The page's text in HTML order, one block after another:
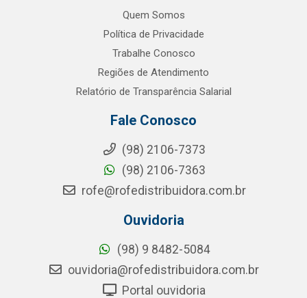
Quem Somos
Política de Privacidade
Trabalhe Conosco
Regiões de Atendimento
Relatório de Transparência Salarial
Fale Conosco
(98) 2106-7373
(98) 2106-7363
rofe@rofedistribuidora.com.br
Ouvidoria
(98) 9 8482-5084
ouvidoria@rofedistribuidora.com.br
Portal ouvidoria